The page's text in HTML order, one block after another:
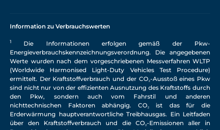
Information zu Verbrauchswerten
1
Die Informationen erfolgen gemäß der Pkw-
Energieverbrauchskennzeichnungsverordnung. Die angegebenen
Werte wurden nach dem vorgeschriebenen Messverfahren WLTP
(Worldwide Harmonised Light-Duty Vehicles Test Procedure)
ermittelt. Der Kraftstoffverbrauch und der CO₂-Ausstoß eines Pkw
sind nicht nur von der effizienten Ausnutzung des Kraftstoffs durch
den Pkw, sondern auch vom Fahrstil und anderen
nichttechnischen Faktoren abhängig. CO₂ ist das für die
Erderwärmung hauptverantwortliche Treibhausgas. Ein Leitfaden
über den Kraftstoffverbrauch und die CO₂-Emissionen aller in